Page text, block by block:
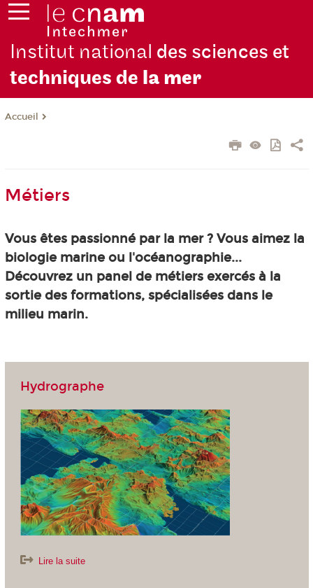
Institut national des sciences et
techniques de la mer
Accueil
Métiers
Vous êtes passionné par la mer ? Vous aimez la
biologie marine ou l'océanographie...
Découvrez un panel de métiers exercés à la
sortie des formations, spécialisées dans le
milieu marin.
Hydrographe
Lire la suite